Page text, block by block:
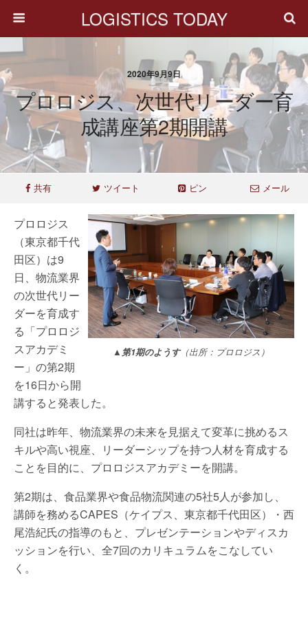
LOGISTICS TODAY
2020年9月9日
プロロジス、次世代リーダー育
成講座第2期開講
共有 ツイート ピン メール
▲ 第1期のようす（出所：プロロジス）
プロロジス
（東京都千代
田区）は9
日、物流業界
の次世代リー
ダーを育成す
る「プロロジ
スアカデミ
ー」の第2期
を16日から開
講すると発表した。
同社は昨年、物流業界の未来を見据えて変革に挑めるス
キルや高い視座、リーダーシップを持つ人材を育成する
ことを目的に、プロロジスアカデミーを開講。
第2期は、食品業界や食品物流関連の5社5人が参加し、
講師を務めるCAPES（ケイプス、東京都千代田区）・西
尾浩紀氏の指導のもと、プレゼンテーションやディスカ
ッションを行い、全7回のカリキュラムをこなしてい
く。